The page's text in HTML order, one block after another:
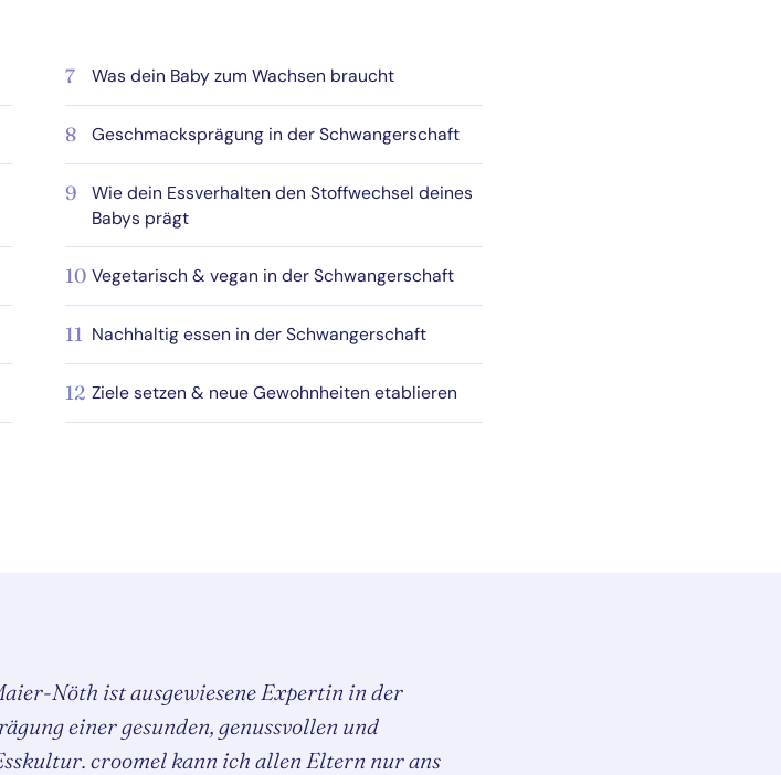
7 Was dein Baby zum Wachsen braucht
8 Geschmacksprägung in der Schwangerschaft
9
Wie dein Essverhalten den Stoffwechsel deines
Babys prägt
10 Vegetarisch & vegan in der Schwangerschaft
11 Nachhaltig essen in der Schwangerschaft
12 Ziele setzen & neue Gewohnheiten etablieren
Nöth ist ausgewiesene Expertin in der
einer gesunden, genussvollen und
croomel kann ich allen Eltern nur ans